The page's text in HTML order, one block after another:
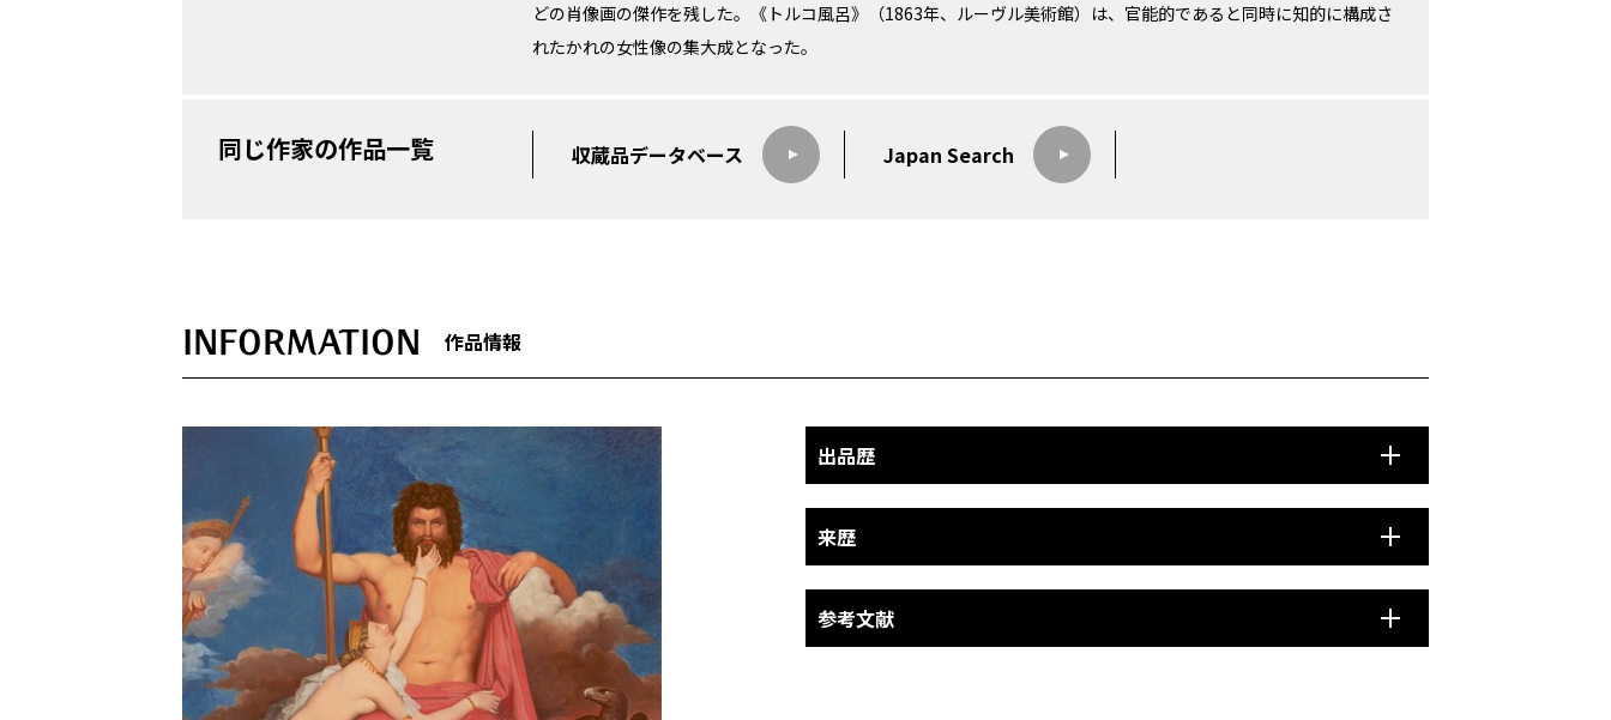
どの肖像画の傑作を残した。《トルコ風呂》（1863年、ルーヴル美術館）は、官能的であると同時に知的に構成さ
れたかれの女性像の集大成となった。
同じ作家の作品一覧 収蔵品データベース Japan Search
INFORMATION 作品情報
出品歴
来歴
参考文献